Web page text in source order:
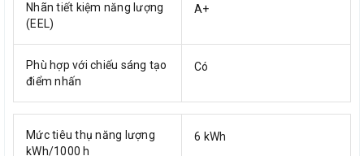
Nhãn tiết kiệm năng lượng
(EEL)
A+
Phù hợp với chiếu sáng tạo
điểm nhấn
Có
Mức tiêu thụ năng lượng
kWh/1000 h
6 kWh